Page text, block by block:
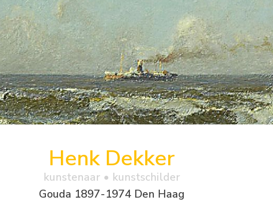
Henk Dekker
kunstenaar • kunstschilder
Gouda 1897-1974 Den Haag